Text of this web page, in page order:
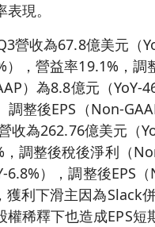
現。
營收為67.8億美元（
），營益率19.1%，調
）為8.8億元（YoY-
調整後EPS（Non-
收為262.76億美元（
，調整後稅後淨利（
6.8%），調整後EPS
獲利下滑主因為Slack
權稀釋下也造成EPS短